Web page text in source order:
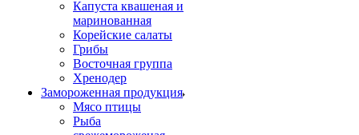
Капуста квашеная и
маринованная
Корейские салаты
Грибы
Восточная группа
Хренодер
Замороженная продукция
Мясо птицы
Рыба